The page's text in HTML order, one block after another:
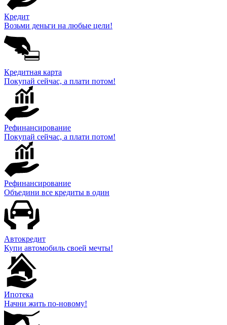
Кредит
Возьми деньги на любые цели!
Кредитная карта
Покупай сейчас, а плати потом!
Рефинансирование
Покупай сейчас, а плати потом!
Рефинансирование
Объедини все кредиты в один
Автокредит
Купи автомобиль своей мечты!
Ипотека
Начни жить по-новому!